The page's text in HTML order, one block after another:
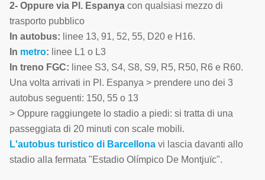
2- Oppure via Pl. Espanya con qualsiasi mezzo di
trasporto pubblico
In autobus: linee 13, 91, 52, 55, D20 e H16.
In metro: linee L1 o L3
In treno FGC: linee S3, S4, S8, S9, R5, R50, R6 e R60.
Una volta arrivati in Pl. Espanya > prendere uno dei 3
autobus seguenti: 150, 55 o 13
> Oppure raggiungete lo stadio a piedi: si tratta di una
passeggiata di 20 minuti con scale mobili.
L'autobus turistico di Barcellona vi lascia davanti allo
stadio alla fermata "Estadio Olímpico De Montjuïc".